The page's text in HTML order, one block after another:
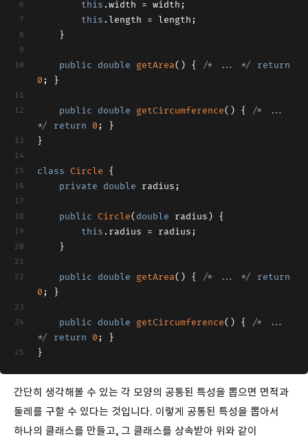
this .width = width;
this .length = length;
	}
public double getArea() { /* ... */
return
0 ; }
public double getCircumference() {
/* ...
*/
return 0 ; }
}
class Circle
{
private
double radius;
public Circle(double radius)
{
this .radius = radius;
	}
public double getArea() { /* ... */
return
0 ; }
public double getCircumference() {
/* ...
*/
return 0 ; }
}
간단히 생각해볼 수 있는 각 모양의 공통된 특성을 뽑으면 면적과
둘레를 구할 수 있다는 것입니다. 이렇게 공통된 특성을 뽑아서
하나의 클래스를 만들고, 그 클래스를 상속받아 위와 같이